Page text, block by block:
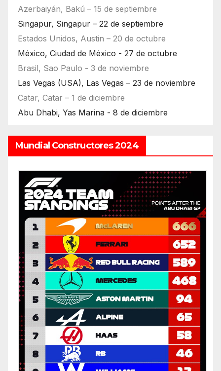
Azerbaiyán, Bakú – 15 de septiembre
Singapur, Singapur – 22 de septiembre
Estados Unidos, Austin – 20 de octubre
México, Ciudad de México - 27 de octubre
Brasil, Sao Paulo - 3 de noviembre
Las Vegas (USA), Las Vegas – 23 de noviembre
Catar, Catar – 1 de diciembre
Abu Dhabi, Yas Marina - 8 de diciembre
Mundial Constructores 2024